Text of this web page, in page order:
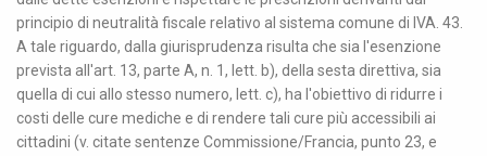
principio di neutralità fiscale relativo al sistema comune di IVA. 43.
A tale riguardo, dalla giurisprudenza risulta che sia l'esenzione
prevista all'art. 13, parte A, n. 1, lett. b), della sesta direttiva, sia
quella di cui allo stesso numero, lett. c), ha l'obiettivo di ridurre i
costi delle cure mediche e di rendere tali cure più accessibili ai
cittadini (v. citate sentenze Commissione/Francia, punto 23, e